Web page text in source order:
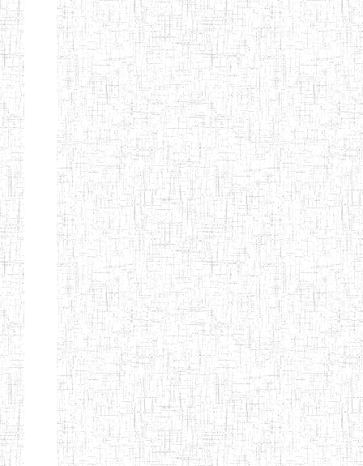
TRAINING
INSTITUTE
SAINT
ANDREW'S BTTC
28/12/2007 ENIEG
MODEL
INCLUSIVE
BILINGUAL
TEACHER
TRAINING
INSTITUTE
08/09/2015 ENIEG
CEFED/SPED/TTI
SANTA
17/11/2008 ENIEG
PTTC MBENGWI 06/08/1990 ENIEG
FULL GOSPEL
BTTC MBENGWI
02/10/1998 ENIEG